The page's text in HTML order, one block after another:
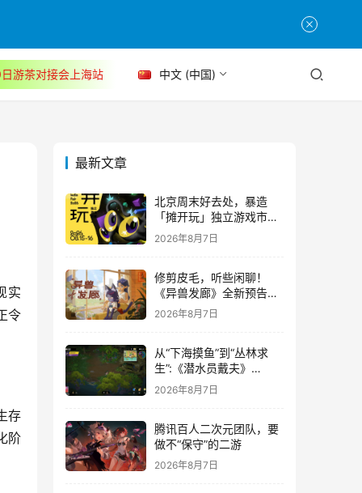
游茶对接会上海站 中文 (中国)
实
令
存
阶
最新文章
北京周末好去处，暴造
「摊开玩」独立游戏市集
正式开票！
2026年8月7日
修剪皮毛，听些闲聊！
《异兽发廊》全新预告与
Steam免费试玩公开
2026年8月7日
从“下海摸鱼”到“丛林求
生”:《潜水员戴夫》
DLC《丛林》移动端定档
8月14日
2026年8月7日
腾讯百人二次元团队，要
做不“保守”的二游
2026年8月7日